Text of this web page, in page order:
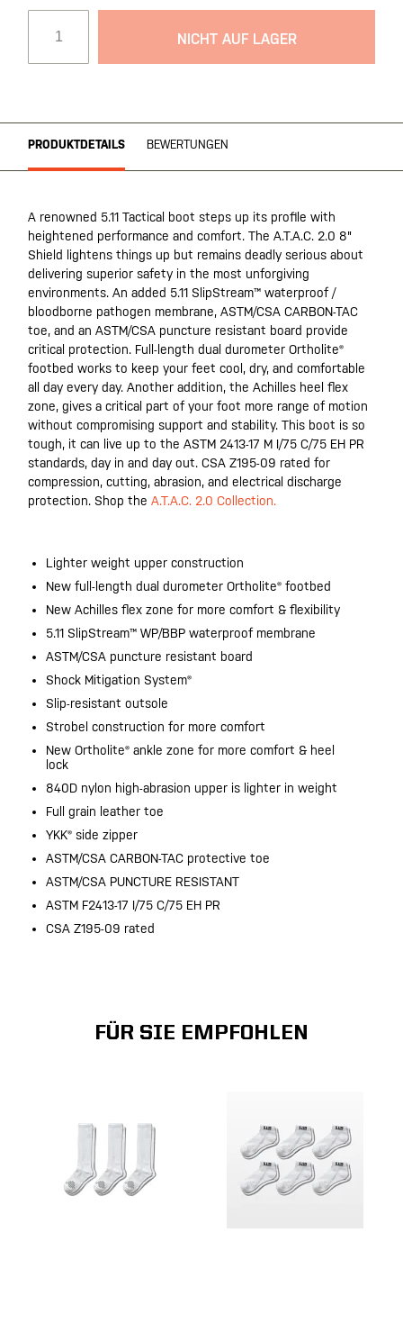
NICHT AUF LAGER
PRODUKTDETAILS BEWERTUNGEN
A renowned 5.11 Tactical boot steps up its profile with
heightened performance and comfort. The A.T.A.C. 2.0 8"
Shield lightens things up but remains deadly serious about
delivering superior safety in the most unforgiving
environments. An added 5.11 SlipStream™ waterproof /
bloodborne pathogen membrane, ASTM/CSA CARBON-TAC
toe, and an ASTM/CSA puncture resistant board provide
critical protection. Full-length dual durometer Ortholite®
footbed works to keep your feet cool, dry, and comfortable
all day every day. Another addition, the Achilles heel flex
zone, gives a critical part of your foot more range of motion
without compromising support and stability. This boot is so
tough, it can live up to the ASTM 2413-17 M I/75 C/75 EH PR
standards, day in and day out. CSA Z195-09 rated for
compression, cutting, abrasion, and electrical discharge
protection. Shop the A.T.A.C. 2.0 Collection.
Lighter weight upper construction
New full-length dual durometer Ortholite® footbed
New Achilles flex zone for more comfort & flexibility
5.11 SlipStream™ WP/BBP waterproof membrane
ASTM/CSA puncture resistant board
Shock Mitigation System®
Slip-resistant outsole
Strobel construction for more comfort
New Ortholite® ankle zone for more comfort & heel
lock
840D nylon high-abrasion upper is lighter in weight
Full grain leather toe
YKK® side zipper
ASTM/CSA CARBON-TAC protective toe
ASTM/CSA PUNCTURE RESISTANT
ASTM F2413-17 I/75 C/75 EH PR
CSA Z195-09 rated
FÜR SIE EMPFOHLEN